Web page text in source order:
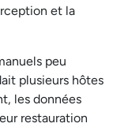
et la
peu
plusieurs hôtes
les données
restauration